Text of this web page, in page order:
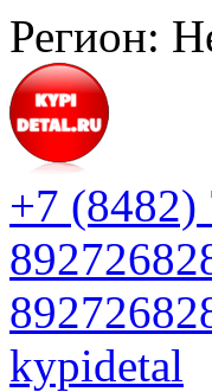
Регион:
+7 (8482)
kypidetal